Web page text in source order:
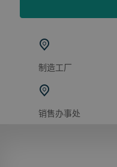
制造工厂
销售办事处